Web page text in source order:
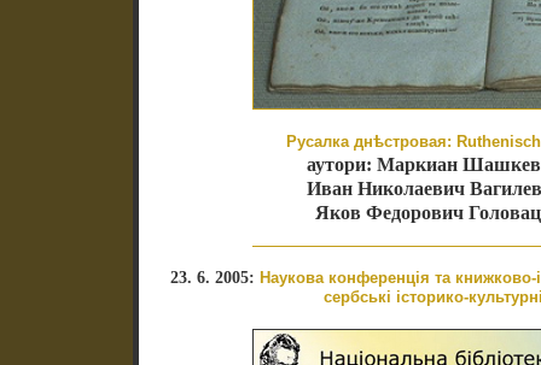
Русалка днѣстровая:
аутори: Маркиан
Иван Николаевич
Яков Федорович
23. 6. 2005: Наукова конференція та
сербські історико-